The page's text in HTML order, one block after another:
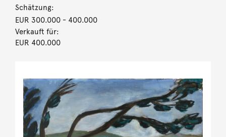
Schätzung:
EUR 300.000- 400.000
Verkauft für:
EUR 400.000